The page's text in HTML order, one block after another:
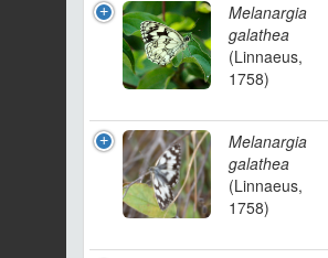
Melanargia
galathea
(Linnaeus,
1758)
Melanargia
galathea
(Linnaeus,
1758)